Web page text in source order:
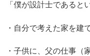
「僕が設計士であると
・自分で考えた家を建
・子供に、父の仕事（